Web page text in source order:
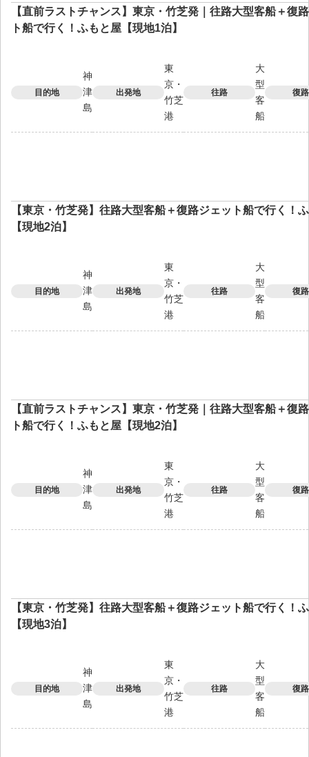
【直前ラストチャンス】東京・竹芝発｜往路大型客船＋復
ト船で行く！ふもと屋【現地1泊】
目的地
神
津
島
出発地
東
京・
竹芝
港
往路
大
型
客
船
復路
【東京・竹芝発】往路大型客船＋復路ジェット船で行く！
【現地2泊】
目的地
神
津
島
出発地
東
京・
竹芝
港
往路
大
型
客
船
復路
【直前ラストチャンス】東京・竹芝発｜往路大型客船＋復
ト船で行く！ふもと屋【現地2泊】
目的地
神
津
島
出発地
東
京・
竹芝
港
往路
大
型
客
船
復路
【東京・竹芝発】往路大型客船＋復路ジェット船で行く！
【現地3泊】
目的地
神
津
島
出発地
東
京・
竹芝
港
往路
大
型
客
船
復路